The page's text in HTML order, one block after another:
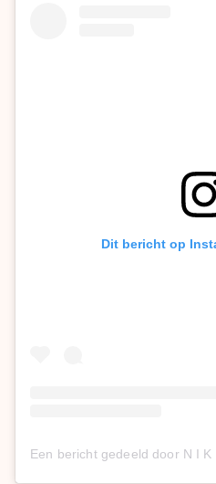
Dit bericht op
Een bericht gedeeld door N I